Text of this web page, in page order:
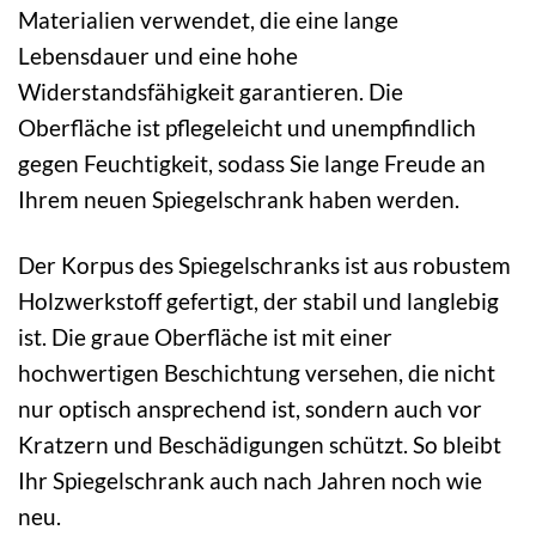
Materialien verwendet, die eine lange
Lebensdauer und eine hohe
Widerstandsfähigkeit garantieren. Die
Oberfläche ist pflegeleicht und unempfindlich
gegen Feuchtigkeit, sodass Sie lange Freude an
Ihrem neuen Spiegelschrank haben werden.
Der Korpus des Spiegelschranks ist aus robustem
Holzwerkstoff gefertigt, der stabil und langlebig
ist. Die graue Oberfläche ist mit einer
hochwertigen Beschichtung versehen, die nicht
nur optisch ansprechend ist, sondern auch vor
Kratzern und Beschädigungen schützt. So bleibt
Ihr Spiegelschrank auch nach Jahren noch wie
neu.